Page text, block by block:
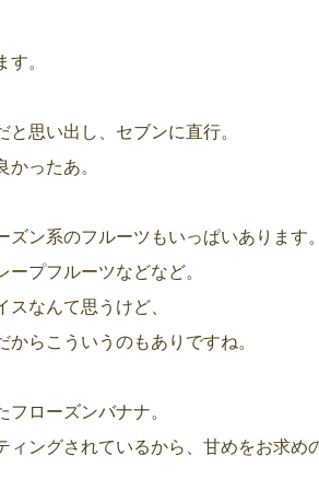
。
思い出し、セブンに直行。
ったあ。
ン系のフルーツもいっぱいあります。
プフルーツなどなど。
なんて思うけど、
らこういうのもありですね。
ローズンバナナ。
ィングされているから、甘めをお求め